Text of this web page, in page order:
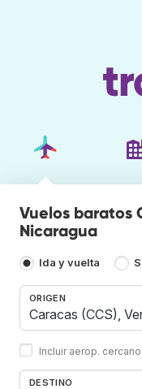
Vuelos baratos
Nicaragua
Ida y vuelta
ORIGEN
Incluir aerop.
DESTINO